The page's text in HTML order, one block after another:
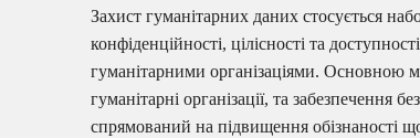
Захист гуманітарних даних стосується
конфіденційності, цілісності та
гуманітарними організаціями.
гуманітарні організації, та забезпечення
спрямований на підвищення обізнаності